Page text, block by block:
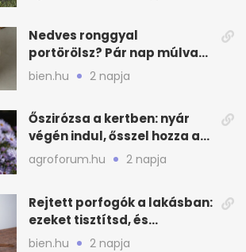
Nedves ronggyal
portörölsz? Pár nap múlva
ezért porosodik vissza a
bien.hu 2 napja
Őszirózsa a kertben: nyár
végén indul, ősszel hozza a
színét
agroforum.hu 2 napja
Rejtett porfogók a lakásban:
ezeket tisztítsd, és
ritkábban porolhatsz
bien.hu 2 napja